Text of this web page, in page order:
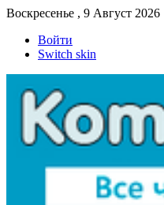
Воскресенье , 9 Август 2026
Войти
Switch skin